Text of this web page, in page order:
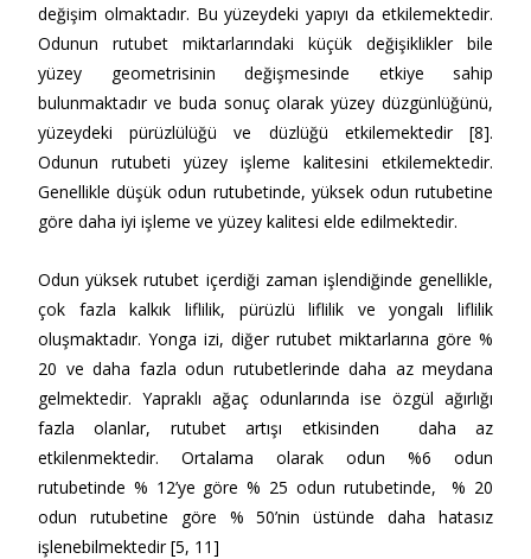
değişim olmaktadır. Bu yüzeydeki yapıyı da etkilemektedir.
Odunun rutubet miktarlarındaki küçük değişiklikler bile
yüzey geometrisinin değişmesinde etkiye sahip
bulunmaktadır ve buda sonuç olarak yüzey düzgünlüğünü,
yüzeydeki pürüzlülüğü ve düzlüğü etkilemektedir [8].
Odunun rutubeti yüzey işleme kalitesini etkilemektedir.
Genellikle düşük odun rutubetinde, yüksek odun rutubetine
göre daha iyi işleme ve yüzey kalitesi elde edilmektedir.
Odun yüksek rutubet içerdiği zaman işlendiğinde genellikle,
çok fazla kalkık liflilik, pürüzlü liflilik ve yongalı liflilik
oluşmaktadır. Yonga izi, diğer rutubet miktarlarına göre %
20 ve daha fazla odun rutubetlerinde daha az meydana
gelmektedir. Yapraklı ağaç odunlarında ise özgül ağırlığı
fazla olanlar, rutubet artışı etkisinden daha az
etkilenmektedir. Ortalama olarak odun %6 odun
rutubetinde % 12’ye göre % 25 odun rutubetinde, % 20
odun rutubetine göre % 50’nin üstünde daha hatasız
işlenebilmektedir [5, 11]